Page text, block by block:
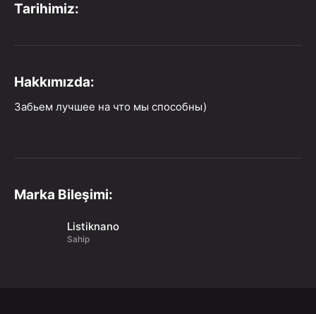
Tarihimiz:
Hakkımızda:
Забьем лучшее на что мы способны)
Marka Bileşimi:
Listiknano
Sahip